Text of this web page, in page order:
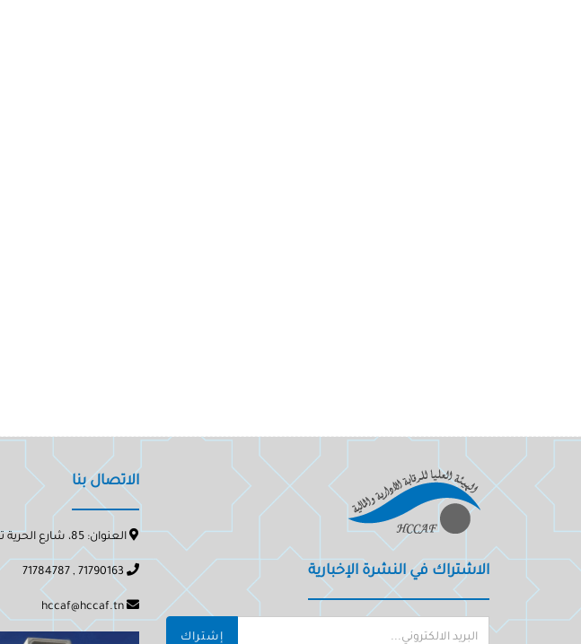
الاشتراك في النشرة الإخبارية
إشتراك
الاتصال بنا
العنوان: 85، شارع الحرية تونس 1002